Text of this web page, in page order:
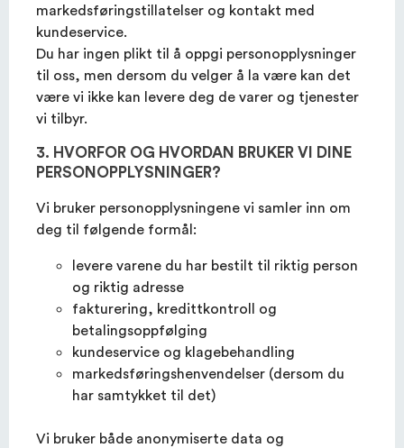
markedsføringstillatelser og kontakt med
kundeservice.
Du har ingen plikt til å oppgi personopplysninger
til oss, men dersom du velger å la være kan det
være vi ikke kan levere deg de varer og tjenester
vi tilbyr.
3. HVORFOR OG HVORDAN BRUKER VI DINE
PERSONOPPLYSNINGER?
Vi bruker personopplysningene vi samler inn om
deg til følgende formål:
levere varene du har bestilt til riktig person
og riktig adresse
fakturering, kredittkontroll og
betalingsoppfølging
kundeservice og klagebehandling
markedsføringshenvendelser (dersom du
har samtykket til det)
Vi bruker både anonymiserte data og